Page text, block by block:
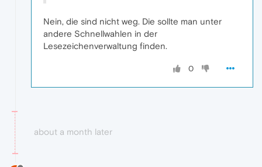
Nein, die sind nicht weg. Die sollte man unter
andere Schnellwahlen in der
Lesezeichenverwaltung finden.
0
about a month later